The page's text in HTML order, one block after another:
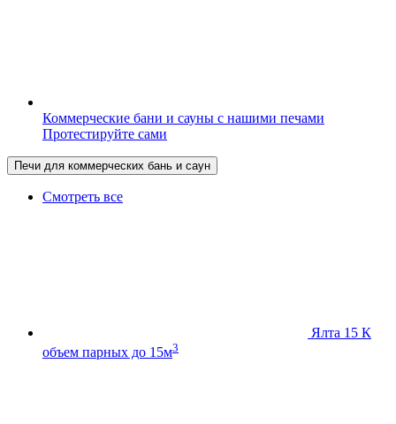
Коммерческие бани и сауны с нашими печами
Протестируйте сами
Печи для коммерческих бань и саун
Смотреть все
Ялта 15 К
объем парных до 15м3